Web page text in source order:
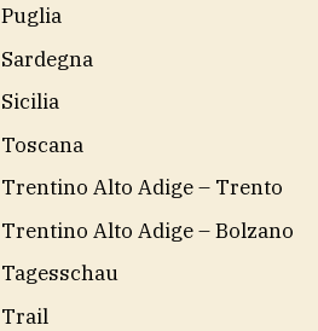
Puglia
Sardegna
Sicilia
Toscana
Trentino Alto Adige – Trento
Trentino Alto Adige – Bolzano
Tagesschau
Trail